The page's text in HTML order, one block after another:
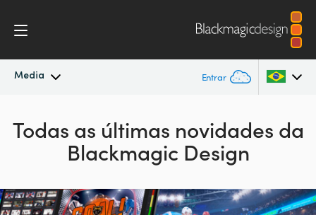
Media Entrar
Imagens para Imprensa
Australia
Brazil
Todas as últimas novidades da
Blackmagic Design